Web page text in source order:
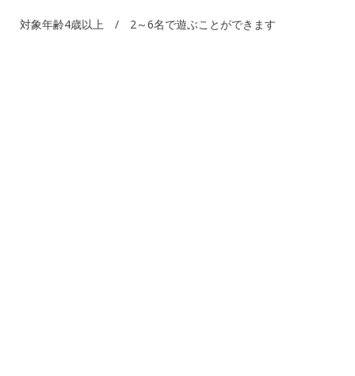
対象年齢4歳以上 / 2～6名で遊ぶことができます